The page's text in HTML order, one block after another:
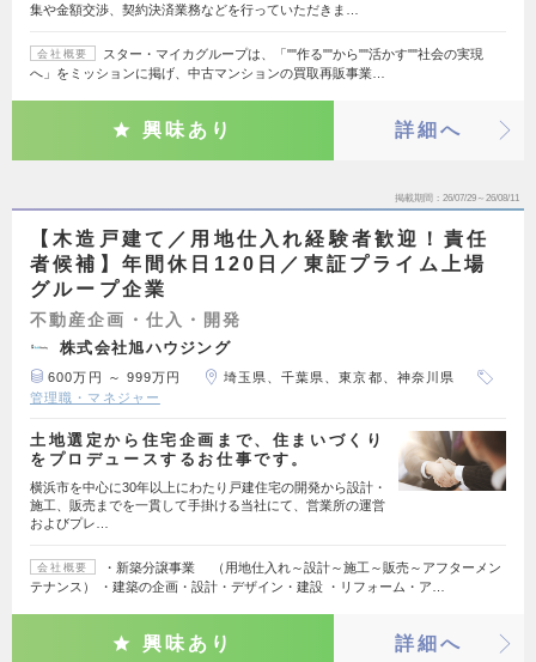
集や金額交渉、契約決済業務などを行っていただきま…
会社概要
スター・マイカグループは、「""作る""から""活かす""社会の実現
へ」をミッションに掲げ、中古マンションの買取再販事業…
興味あり 詳細へ
掲載期間 26/07/29～26/08/11
【木造戸建て／用地仕入れ経験者歓迎！責任
者候補】年間休日120日／東証プライム上場
グループ企業
不動産企画・仕入・開発
株式会社旭ハウジング
600万円 ～ 999万円
埼玉県、千葉県、東京都、神奈川県
管理職・マネジャー
土地選定から住宅企画まで、住まいづくり
をプロデュースするお仕事です。
横浜市を中心に30年以上にわたり戸建住宅の開発から設計・
施工、販売までを一貫して手掛ける当社にて、営業所の運営
およびプレ…
会社概要
・新築分譲事業 （用地仕入れ～設計～施工～販売～アフターメン
テナンス） ・建築の企画・設計・デザイン・建設 ・リフォーム・ア…
興味あり 詳細へ